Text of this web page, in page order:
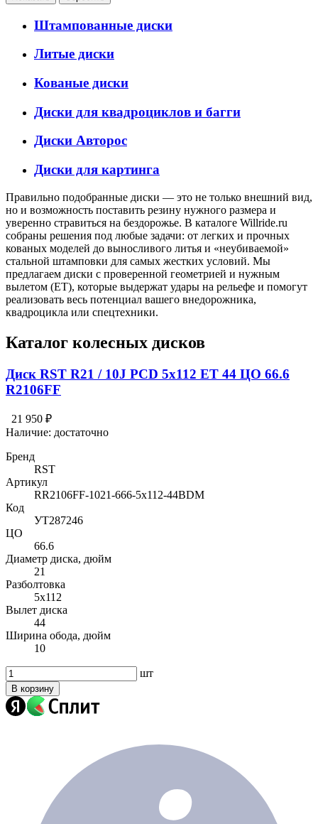
Штампованные диски
Литые диски
Кованые диски
Диски для квадроциклов и багги
Диски Авторос
Диски для картинга
Правильно подобранные диски — это не только внешний вид,
но и возможность поставить резину нужного размера и
уверенно стравиться на бездорожье. В каталоге Willride.ru
собраны решения под любые задачи: от легких и прочных
кованых моделей до выносливого литья и «неубиваемой»
стальной штамповки для самых жестких условий. Мы
предлагаем диски с проверенной геометрией и нужным
вылетом (ET), которые выдержат удары на рельефе и помогут
реализовать весь потенциал вашего внедорожника,
квадроцикла или спецтехники.
Каталог колесных дисков
Диск RST R21 / 10J PCD 5x112 ЕТ 44 ЦО 66.6
R2106FF
21 950 ₽
Наличие: достаточно
Бренд
RST
Артикул
RR2106FF-1021-666-5x112-44BDM
Код
УТ287246
ЦО
66.6
Диаметр диска, дюйм
21
Разболтовка
5x112
Вылет диска
44
Ширина обода, дюйм
10
шт
В корзину